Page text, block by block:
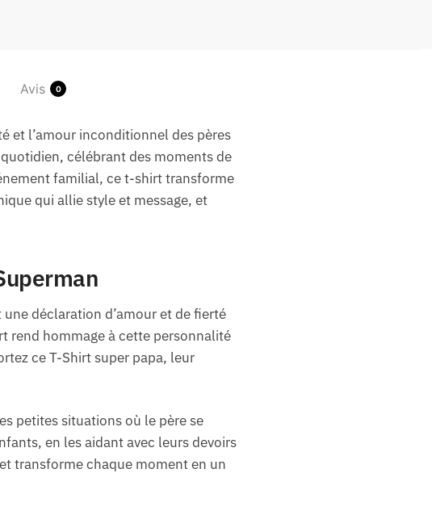
Avis 0
et l’amour inconditionnel des pères
célébrant des moments de
familial, ce t-shirt transforme
qui allie style et message, et
déclaration d’amour et de fierté
rend hommage à cette personnalité
ce T-Shirt super papa, leur
petites situations où le père se
en les aidant avec leurs devoirs
transforme chaque moment en un